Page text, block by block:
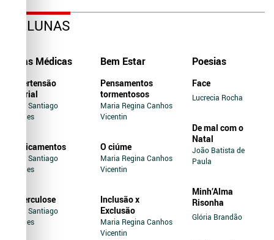
COLUNAS
Dicas Médicas
Hipertensão
Arterial
Jairo Santiago
Novaes
Medicamentos
Jairo Santiago
Novaes
Tuberculose
Jairo Santiago
Novaes
Bem Estar
Pensamentos
tormentosos
Maria Regina Canhos
Vicentin
O ciúme
Maria Regina Canhos
Vicentin
Inclusão x
Exclusão
Maria Regina Canhos
Vicentin
Poesias
Face
Lucrecia Rocha
De mal com o
Natal
João Batista de
Paula
Minh’Alma
Risonha
Glória Brandão